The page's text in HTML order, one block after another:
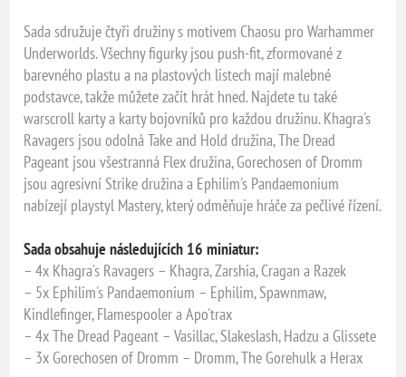
Sada sdružuje čtyři družiny s motivem Chaosu pro Warhammer
Underworlds. Všechny figurky jsou push-fit, zformované z
barevného plastu a na plastových listech mají malebné
podstavce, takže můžete začít hrát hned. Najdete tu také
warscroll karty a karty bojovníků pro každou družinu. Khagra's
Ravagers jsou odolná Take and Hold družina, The Dread
Pageant jsou všestranná Flex družina, Gorechosen of Dromm
jsou agresivní Strike družina a Ephilim's Pandaemonium
nabízejí playstyl Mastery, který odměňuje hráče za pečlivé řízení.
Sada obsahuje následujících 16 miniatur:
– 4x Khagra's Ravagers – Khagra, Zarshia, Cragan a Razek
– 5x Ephilim's Pandaemonium – Ephilim, Spawnmaw,
Kindlefinger, Flamespooler a Apo'trax
– 4x The Dread Pageant – Vasillac, Slakeslash, Hadzu a Glissete
– 3x Gorechosen of Dromm – Dromm, The Gorehulk a Herax